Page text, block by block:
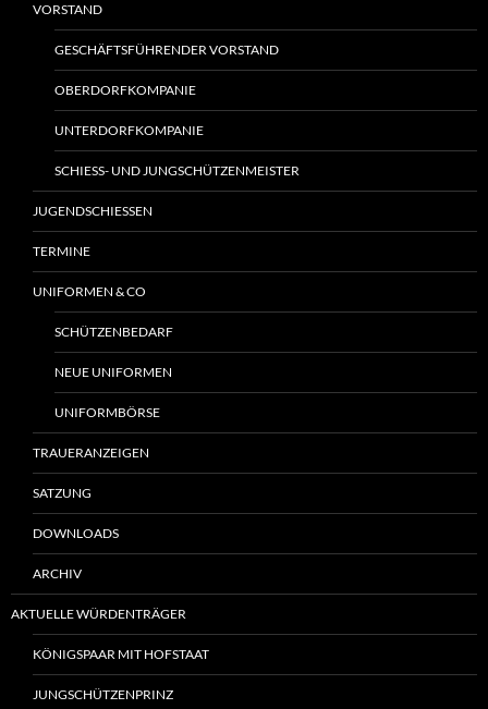
VORSTAND
GESCHÄFTSFÜHRENDER VORSTAND
OBERDORFKOMPANIE
UNTERDORFKOMPANIE
SCHIESS- UND JUNGSCHÜTZENMEISTER
JUGENDSCHIESSEN
TERMINE
UNIFORMEN & CO
SCHÜTZENBEDARF
NEUE UNIFORMEN
UNIFORMBÖRSE
TRAUERANZEIGEN
SATZUNG
DOWNLOADS
ARCHIV
AKTUELLE WÜRDENTRÄGER
KÖNIGSPAAR MIT HOFSTAAT
JUNGSCHÜTZENPRINZ